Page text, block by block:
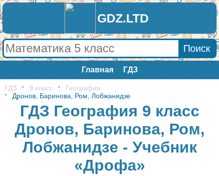
GDZ.LTD
Главная ГДЗ
ГДЗ 9 класс
География
Дронов, Баринова, Ром, Лобжанидзе
ГДЗ География 9 класс
Дронов, Баринова, Ром,
Лобжанидзе - Учебник
«Дрофа»